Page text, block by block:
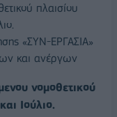
πλαισίου
«ΣΥΝ-ΕΡΓΑΣΙΑ»
και ανέργων
νομοθετικού
Ιούλιο.